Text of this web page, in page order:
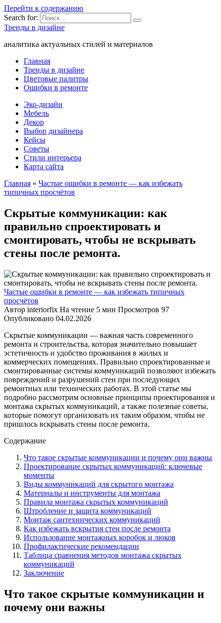
Перейти к содержанию
Search for:
Тренды в дизайне
аналитика актуальных стилей и материалов
Главная
Тренды в дизайне
Цветовые палитры
Ошибки в ремонте
Эко-дизайн
Мебель
Декор
Выбор дизайнера
Кейсы
Советы
Стили интерьера
Карта сайта
Главная » Частые ошибки в ремонте — как избежать
типичных просчётов
Скрытые коммуникации: как
правильно спроектировать и
смонтировать, чтобы не вскрывать
стены после ремонта.
Частые ошибки в ремонте — как избежать типичных
просчётов
Автор interiorfix На чтение 5 мин Просмотров 97
Опубликовано 04.02.2026
Скрытые коммуникации — важная часть современного
ремонта и строительства, которая значительно повышает
эстетичность и удобство проживания в жилых и
коммерческих помещениях. Правильно спроектированные и
смонтированные системы коммуникаций позволяют избежать
повреждений и разрушений стен при последующих
ремонтных или технических работах. В этой статье мы
подробно рассмотрим основные принципы проектирования и
монтажа скрытых коммуникаций, а также полезные советы,
которые помогут организовать их таким образом, чтобы не
пришлось вскрывать стены после ремонта.
Содержание
Что такое скрытые коммуникации и почему они важны
Проектирование скрытых коммуникаций: ключевые
моменты
Виды коммуникаций для скрытого монтажа
Материалы и инструменты для монтажа
Правила монтажа скрытых коммуникаций
Штробление и защита коммуникаций
Монтаж сантехнических коммуникаций
Как избежать вскрытия стен после ремонта
Использование монтажных коробок и люков
Профилактические рекомендации
Таблица сравнения методов монтажа скрытых
коммуникаций
Заключение
Что такое скрытые коммуникации и
почему они важны